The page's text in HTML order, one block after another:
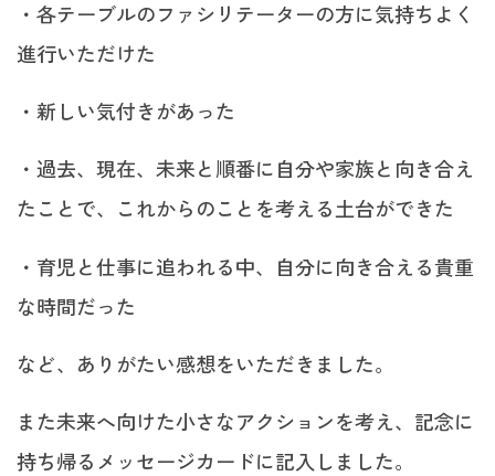
・各テーブルのファシリテーターの方に気持ちよく
進行いただけた
・新しい気付きがあった
・過去、現在、未来と順番に自分や家族と向き合え
たことで、これからのことを考える土台ができた
・育児と仕事に追われる中、自分に向き合える貴重
な時間だった
など、ありがたい感想をいただきました。
また未来へ向けた小さなアクションを考え、記念に
持ち帰るメッセージカードに記入しました。